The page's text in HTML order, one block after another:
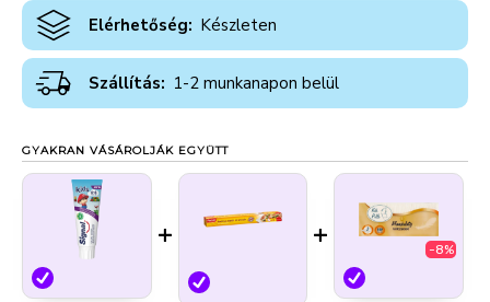
Elérhetőség: Készleten
Szállítás: 1-2 munkanapon belül
GYAKRAN VÁSÁROLJÁK EGYÜTT
+ +
-8%